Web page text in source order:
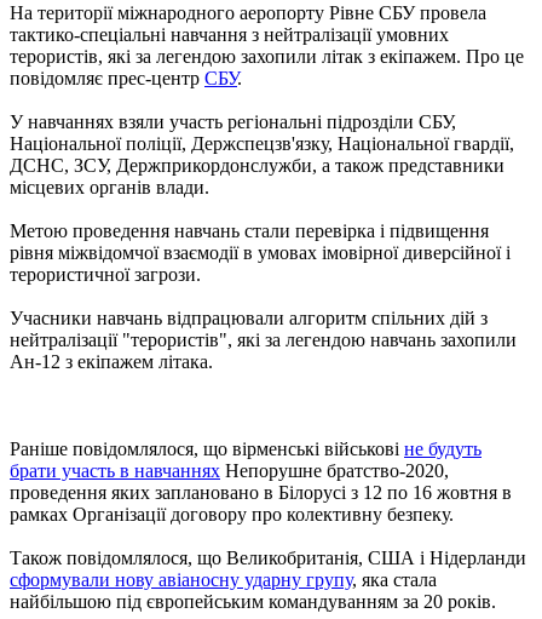
На території міжнародного аеропорту Рівне СБУ провела
тактико-спеціальні навчання з нейтралізації умовних
терористів, які за легендою захопили літак з екіпажем. Про це
повідомляє прес-центр СБУ.
У навчаннях взяли участь регіональні підрозділи СБУ,
Національної поліції, Держспецзв'язку, Національної гвардії,
ДСНС, ЗСУ, Держприкордонслужби, а також представники
місцевих органів влади.
Метою проведення навчань стали перевірка і підвищення
рівня міжвідомчої взаємодії в умовах імовірної диверсійної і
терористичної загрози.
Учасники навчань відпрацювали алгоритм спільних дій з
нейтралізації "терористів", які за легендою навчань захопили
Ан-12 з екіпажем літака.
Раніше повідомлялося, що вірменські військові не будуть
брати участь в навчаннях Непорушне братство-2020,
проведення яких заплановано в Білорусі з 12 по 16 жовтня в
рамках Організації договору про колективну безпеку.
Також повідомлялося, що Великобританія, США і Нідерланди
сформували нову авіаносну ударну групу, яка стала
найбільшою під європейським командуванням за 20 років.